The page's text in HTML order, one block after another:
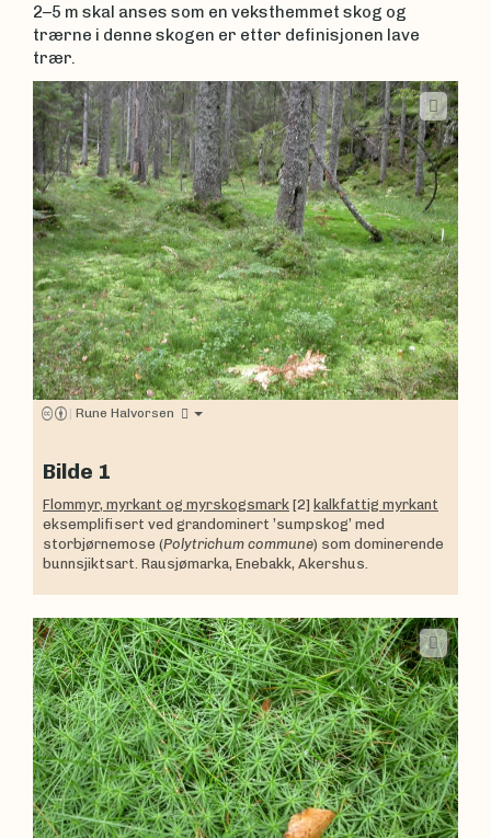
2–5 m skal anses som en veksthemmet skog og
trærne i denne skogen er etter definisjonen lave
trær.
| Rune Halvorsen
Bilde 1
Flommyr, myrkant og myrskogsmark [2] kalkfattig myrkant
eksemplifisert ved grandominert ’sumpskog’ med
storbjørnemose (Polytrichum commune) som dominerende
bunnsjiktsart. Rausjømarka, Enebakk, Akershus.